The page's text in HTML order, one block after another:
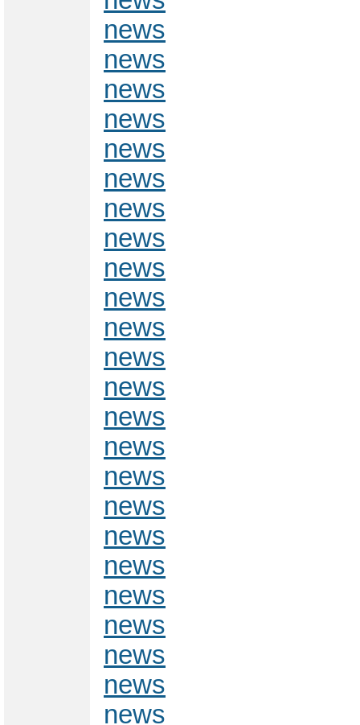
news
news
news
news
news
news
news
news
news
news
news
news
news
news
news
news
news
news
news
news
news
news
news
news